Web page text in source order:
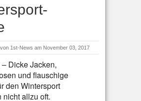
1st-News am November 03, 2017
Dicke Jacken,
und flauschige
den Wintersport
nicht allzu oft.